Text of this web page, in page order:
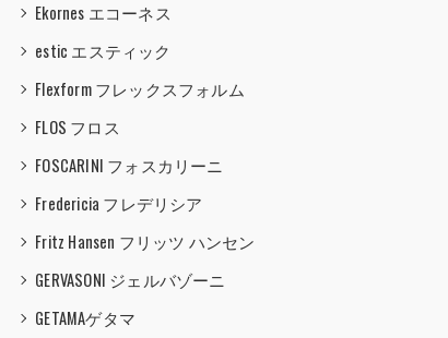
Ekornes エコーネス
estic エスティック
Flexform フレックスフォルム
FLOS フロス
FOSCARINI フォスカリーニ
Fredericia フレデリシア
Fritz Hansen フリッツ ハンセン
GERVASONI ジェルバゾーニ
GETAMAゲタマ